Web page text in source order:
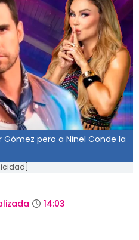
pero a Ninel Conde la
14:03